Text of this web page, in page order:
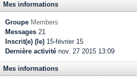
Mes informations
Groupe Members
Messages 21
Inscrit(e) (le) 15-février 15
Dernière activité nov. 27 2015 13:09
Mes informations